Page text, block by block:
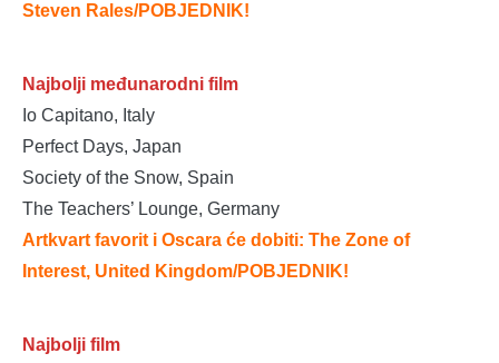
Steven Rales/POBJEDNIK!
Najbolji međunarodni film
Io Capitano, Italy
Perfect Days, Japan
Society of the Snow, Spain
The Teachers’ Lounge, Germany
Artkvart favorit i Oscara će dobiti: The Zone of
Interest, United Kingdom/POBJEDNIK!
Najbolji film